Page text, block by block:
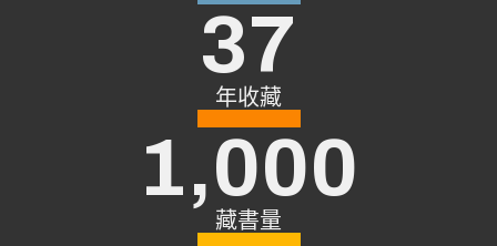
年收藏
37
藏書量
1,000